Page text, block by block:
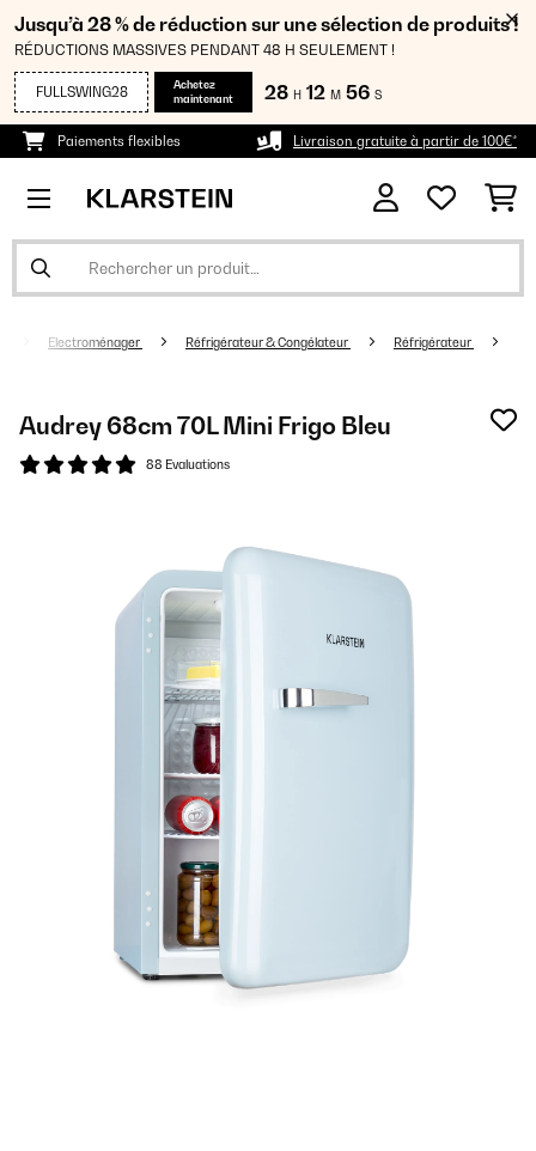
Jusqu’à 28 % de réduction sur une sélection de produits !
RÉDUCTIONS MASSIVES PENDANT 48 H SEULEMENT !
FULLSWING28
Achetez
maintenant
28 H 12 M 56 S
Paiements flexibles Livraison gratuite à partir de 100€*
Electroménager Réfrigérateur & Congélateur Réfrigérateur
Audrey 68cm 70L Mini Frigo Bleu
88 Evaluations